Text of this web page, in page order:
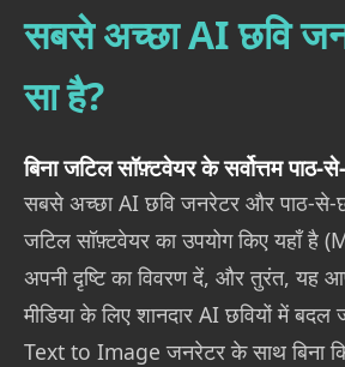
सबसे अच्छा AI छवि
सा है?
बिना जटिल सॉफ़्टवेयर के सर्वोत्तम
सबसे अच्छा AI छवि जनरेटर और पाठ-से-
जटिल सॉफ़्टवेयर का उपयोग किए यहाँ
अपनी दृष्टि का विवरण दें, और तुरंत, यह
मीडिया के लिए शानदार AI छवियों में बदल
Text to Image जनरेटर के साथ बिना